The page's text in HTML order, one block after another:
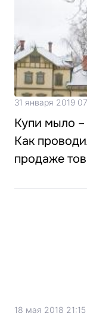
31 января 2019
Купи мыло
Как
продаже
18 мая 2018 21:15